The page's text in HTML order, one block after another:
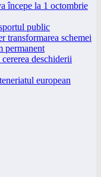
începe la 1 octombrie
public
transformarea schemei
permanent
deschiderii
european